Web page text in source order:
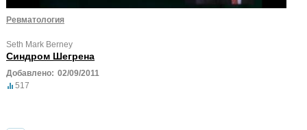
Ревматология
Seth Mark Berney
Синдром Шегрена
Добавлено: 02/09/2011
517